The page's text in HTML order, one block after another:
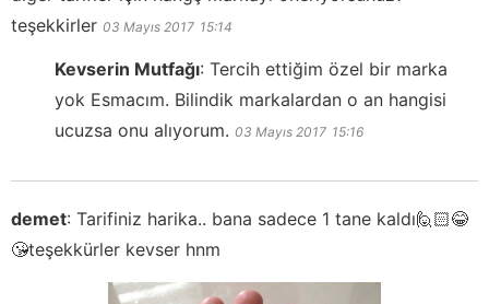
teşekkirler 03 Mayıs 2017 15:14
Kevserin Mutfağı: Tercih ettiğim özel bir marka
yok Esmacım. Bilindik markalardan o an hangisi
ucuzsa onu alıyorum. 03 Mayıs 2017 15:16
demet: Tarifiniz harika.. bana sadece 1 tane kaldı🙋🏻😂
😘teşekkürler kevser hnm